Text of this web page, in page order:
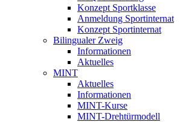
Konzept Sportklasse
Anmeldung Sportinternat
Konzept Sportinternat
Bilingualer Zweig
Informationen
Aktuelles
MINT
Aktuelles
Informationen
MINT-Kurse
MINT-Drehtürmodell